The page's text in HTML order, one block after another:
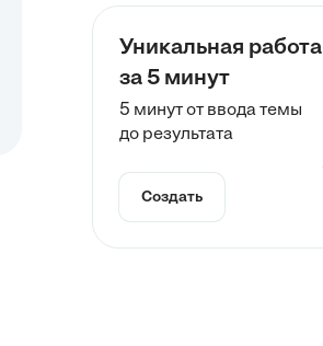
Уникальная работа
за 5 минут
5 минут от ввода темы
до результата
Создать